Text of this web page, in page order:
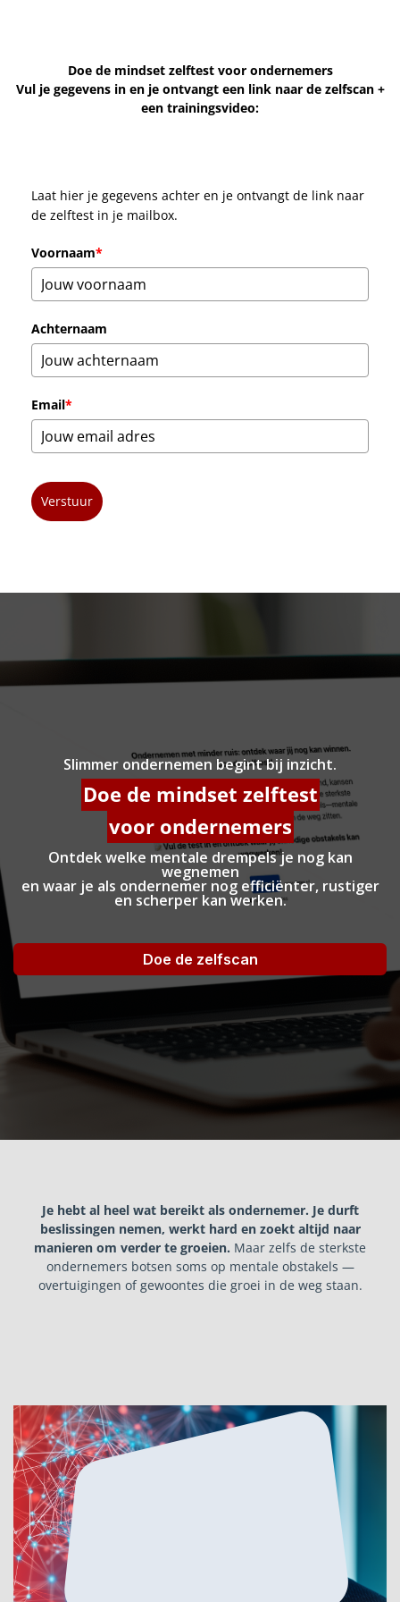
Doe de mindset zelftest voor ondernemers
Vul je gegevens in en je ontvangt een link naar de zelfscan +
een trainingsvideo:
Laat hier je gegevens achter en je ontvangt de link naar
de zelftest in je mailbox.
Voornaam*
Achternaam
Email*
Verstuur
Slimmer ondernemen begint bij inzicht.
Doe de mindset zelftest
voor ondernemers
Ontdek welke mentale drempels je nog kan
wegnemen
en waar je als ondernemer nog efficiënter, rustiger
en scherper kan werken.
Doe de zelfscan
Je hebt al heel wat bereikt als ondernemer. Je durft
beslissingen nemen, werkt hard en zoekt altijd naar
manieren om verder te groeien. Maar zelfs de sterkste
ondernemers botsen soms op mentale obstakels —
overtuigingen of gewoontes die groei in de weg staan.